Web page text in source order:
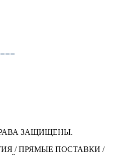
ЗАЩИЩЕНЫ.
/ ПРЯМЫЕ ПОСТАВКИ /